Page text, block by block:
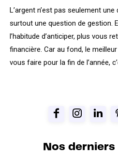
L’argent n’est pas seulement
surtout une question de gestion.
l’habitude d’anticiper, plus vous
financière. Car au fond, le
vous faire pour la fin de l’année,
Nos